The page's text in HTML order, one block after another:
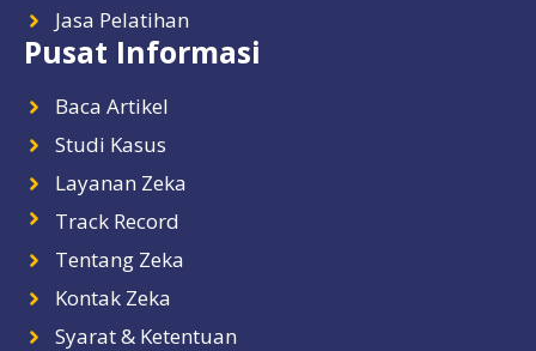
Jasa Pelatihan
Pusat Informasi
Baca Artikel
Studi Kasus
Layanan Zeka
Track Record
Tentang Zeka
Kontak Zeka
Syarat & Ketentuan